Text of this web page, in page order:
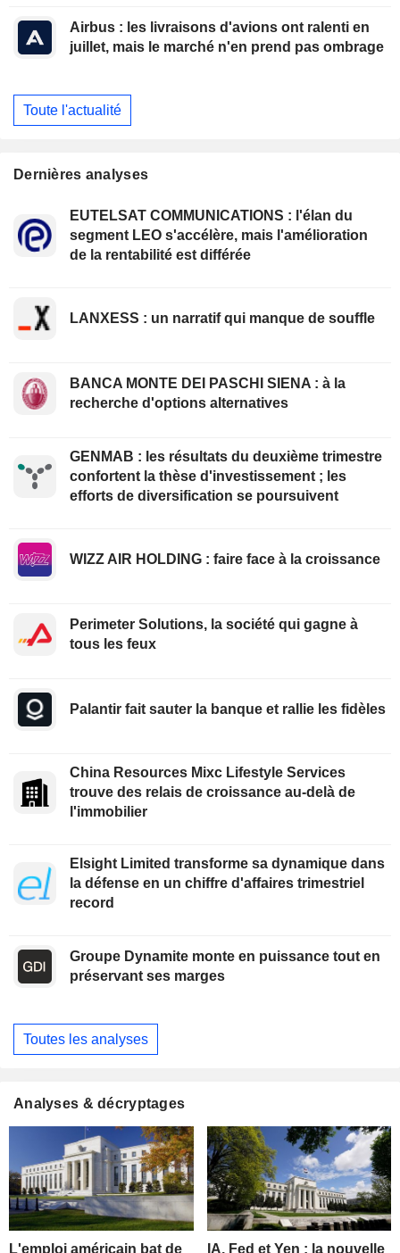
Airbus : les livraisons d'avions ont ralenti en
juillet, mais le marché n'en prend pas ombrage
Toute l'actualité
Dernières analyses
EUTELSAT COMMUNICATIONS : l'élan du
segment LEO s'accélère, mais l'amélioration
de la rentabilité est différée
LANXESS : un narratif qui manque de souffle
BANCA MONTE DEI PASCHI SIENA : à la
recherche d'options alternatives
GENMAB : les résultats du deuxième trimestre
confortent la thèse d'investissement ; les
efforts de diversification se poursuivent
WIZZ AIR HOLDING : faire face à la croissance
Perimeter Solutions, la société qui gagne à
tous les feux
Palantir fait sauter la banque et rallie les fidèles
China Resources Mixc Lifestyle Services
trouve des relais de croissance au-delà de
l'immobilier
Elsight Limited transforme sa dynamique dans
la défense en un chiffre d'affaires trimestriel
record
Groupe Dynamite monte en puissance tout en
préservant ses marges
Toutes les analyses
Analyses & décryptages
L'emploi américain bat de IA, Fed et Yen : la nouvelle